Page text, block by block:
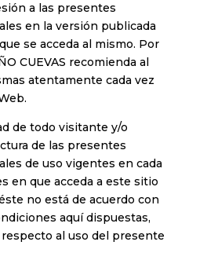
a las presentes
en la versión publicada
se acceda al mismo. Por
CUEVAS recomienda al
atentamente cada vez
de todo visitante y/o
de las presentes
de uso vigentes en cada
en que acceda a este sitio
no está de acuerdo con
aquí dispuestas,
al uso del presente